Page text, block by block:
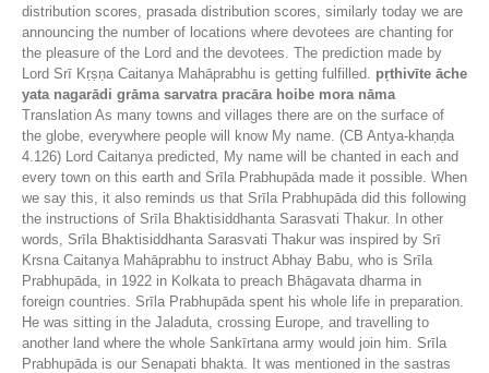
distribution scores, prasada distribution scores, similarly today we are
announcing the number of locations where devotees are chanting for
the pleasure of the Lord and the devotees. The prediction made by
Lord Srī Kṛṣṇa Caitanya Mahāprabhu is getting fulfilled. pṛthivīte āche
yata nagarādi grāma sarvatra pracāra hoibe mora nāma
Translation As many towns and villages there are on the surface of
the globe, everywhere people will know My name. (CB Antya-khaṇḍa
4.126) Lord Caitanya predicted, My name will be chanted in each and
every town on this earth and Srīla Prabhupāda made it possible. When
we say this, it also reminds us that Srīla Prabhupāda did this following
the instructions of Srīla Bhaktisiddhanta Sarasvati Thakur. In other
words, Srīla Bhaktisiddhanta Sarasvati Thakur was inspired by Srī
Krsna Caitanya Mahāprabhu to instruct Abhay Babu, who is Srīla
Prabhupāda, in 1922 in Kolkata to preach Bhāgavata dharma in
foreign countries. Srīla Prabhupāda spent his whole life in preparation.
He was sitting in the Jaladuta, crossing Europe, and travelling to
another land where the whole Sankīrtana army would join him. Srīla
Prabhupāda is our Senapati bhakta. It was mentioned in the sastras